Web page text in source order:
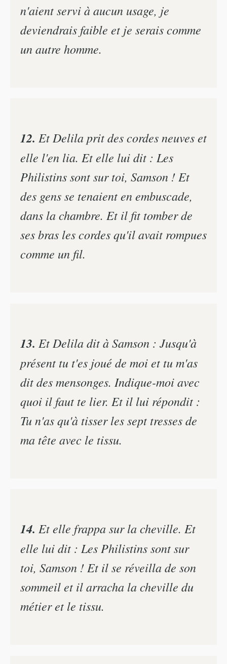
n'aient servi à aucun usage, je
deviendrais faible et je serais comme
un autre homme.
12. Et Delila prit des cordes neuves et
elle l'en lia. Et elle lui dit : Les
Philistins sont sur toi, Samson ! Et
des gens se tenaient en embuscade,
dans la chambre. Et il fit tomber de
ses bras les cordes qu'il avait rompues
comme un fil.
13. Et Delila dit à Samson : Jusqu'à
présent tu t'es joué de moi et tu m'as
dit des mensonges. Indique-moi avec
quoi il faut te lier. Et il lui répondit :
Tu n'as qu'à tisser les sept tresses de
ma tête avec le tissu.
14. Et elle frappa sur la cheville. Et
elle lui dit : Les Philistins sont sur
toi, Samson ! Et il se réveilla de son
sommeil et il arracha la cheville du
métier et le tissu.